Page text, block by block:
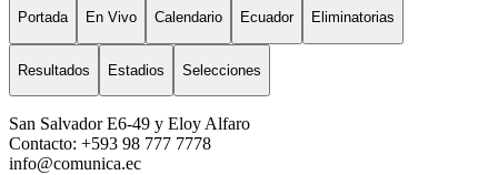
Portada En Vivo Calendario Ecuador Eliminatorias
Resultados Estadios Selecciones
San Salvador E6-49 y Eloy Alfaro
Contacto: +593 98 777 7778
info@comunica.ec